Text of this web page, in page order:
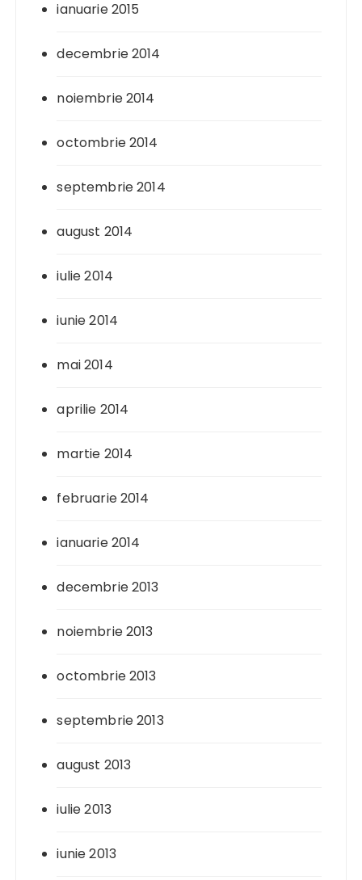
ianuarie 2015
decembrie 2014
noiembrie 2014
octombrie 2014
septembrie 2014
august 2014
iulie 2014
iunie 2014
mai 2014
aprilie 2014
martie 2014
februarie 2014
ianuarie 2014
decembrie 2013
noiembrie 2013
octombrie 2013
septembrie 2013
august 2013
iulie 2013
iunie 2013